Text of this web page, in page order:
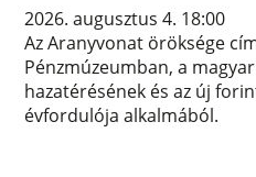
2026. augusztus 4. 18:00
Az Aranyvonat öröksége
Pénzmúzeumban, a
hazatérésének és az új
évfordulója alkalmából.